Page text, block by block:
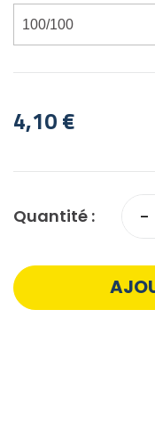
4,10 €
Quantité : -